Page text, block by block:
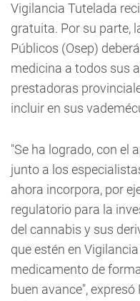
Vigilancia Tutelada
gratuita. Por su parte,
Públicos (Osep)
medicina a todos sus
prestadoras
incluir en sus
"Se ha logrado, con el
junto a los
ahora incorpora, por
regulatorio para la
del cannabis y sus
que estén en
medicamento de
buen avance",